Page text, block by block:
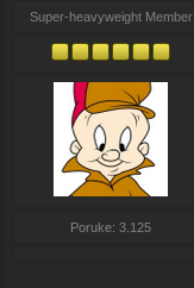
Super-heavyweight Member
Poruke: 3.125